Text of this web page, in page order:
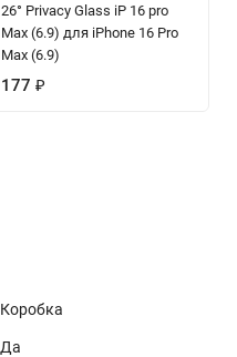
26° Privacy Glass iP 16 pro
Max (6.9) для iPhone 16 Pro
Max (6.9)
177 ₽
Коробка
Да